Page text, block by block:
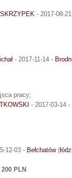
- 2017-08-
- 2017-11-14 -
pracy;
- 2017-03-14 -
12-03 - Bełchatów(
PLN